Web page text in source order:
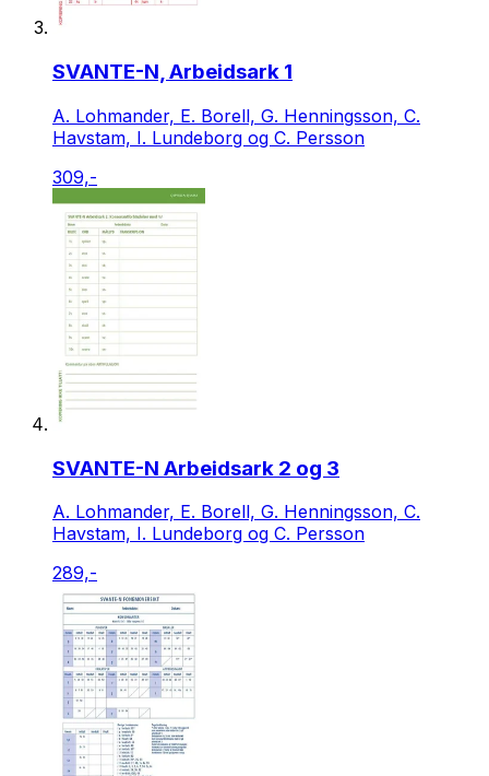
SVANTE-N, Arbeidsark 1
A. Lohmander, E. Borell, G. Henningsson, C.
Havstam, I. Lundeborg og C. Persson
309,-
SVANTE-N Arbeidsark 2 og 3
A. Lohmander, E. Borell, G. Henningsson, C.
Havstam, I. Lundeborg og C. Persson
289,-